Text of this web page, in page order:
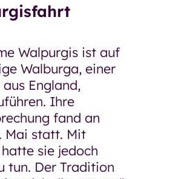
für morgen
und
Walpurgis ist auf
Walburga, einer
England,
Ihre
fand an
Mai statt. Mit
sie jedoch
tun. Der Tradition